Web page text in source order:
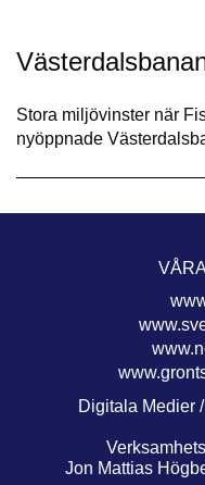
Stora miljövinster när
nyöppnade
Digitala Medier
Jon Mattias